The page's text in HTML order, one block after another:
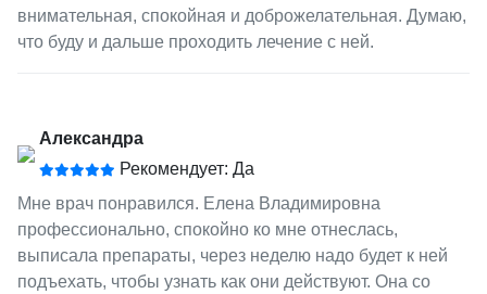
внимательная, спокойная и доброжелательная. Думаю,
что буду и дальше проходить лечение с ней.
Александра
Рекомендует: Да
Мне врач понравился. Елена Владимировна
профессионально, спокойно ко мне отнеслась,
выписала препараты, через неделю надо будет к ней
подъехать, чтобы узнать как они действуют. Она со